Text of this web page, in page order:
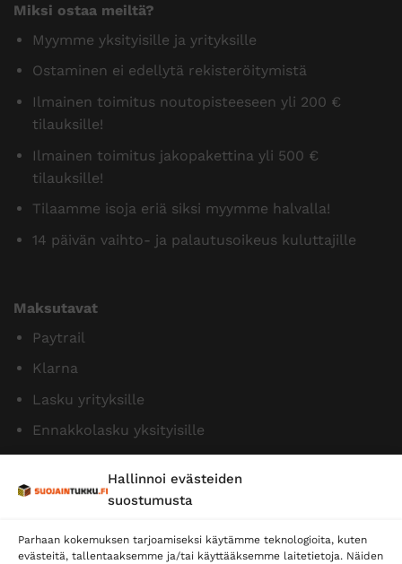
Hallinnoi evästeiden
suostumusta
Parhaan kokemuksen tarjoamiseksi käytämme teknologioita, kuten
evästeitä, tallentaaksemme ja/tai käyttääksemme laitetietoja. Näiden
Miksi ostaa meiltä?
Myymme yksityisille ja yrityksille
Ostaminen ei edellytä rekisteröitymistä
Ilmainen toimitus noutopisteeseen yli 200 €
tilauksille!
Ilmainen toimitus jakopakettina yli 500 €
tilauksille!
Tilaamme isoja eriä siksi myymme halvalla!
14 päivän vaihto- ja palautusoikeus kuluttajille
Maksutavat
Paytrail
Klarna
Lasku yrityksille
Ennakkolasku yksityisille